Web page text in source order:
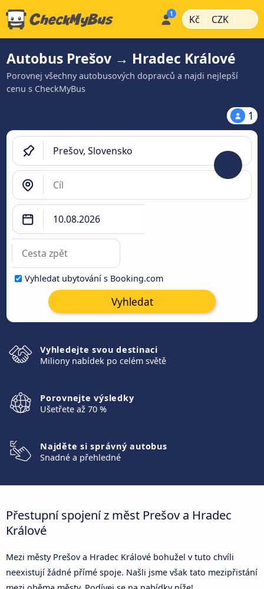
Kč | CZK |
Autobus Prešov → Hradec Králové
Porovnej všechny autobusových dopravců a najdi nejlepší
cenu s CheckMyBus
1
Vyhledat ubytování s Booking.com
Vyhledat
Vyhledejte svou destinaci
Miliony nabídek po celém světě
Porovnejte výsledky
Ušetřete až 70 %
Najděte si správný autobus
Snadné a přehledné
Přestupní spojení z měst Prešov a Hradec
Králové
Mezi městy Prešov a Hradec Králové bohužel v tuto chvíli
neexistují žádné přímé spoje. Našli jsme však tato mezipřistání